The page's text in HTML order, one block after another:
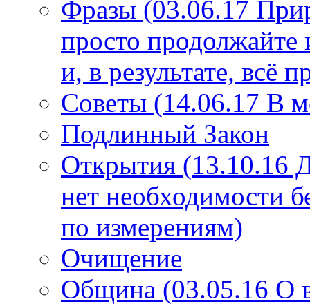
Фразы (03.06.17
просто продолжайте
и, в результате, всё
Советы (14.06.17 В
Подлинный Закон
Открытия (13.10.16
нет необходимости
по измерениям)
Очищение
Община (03.05.16 О